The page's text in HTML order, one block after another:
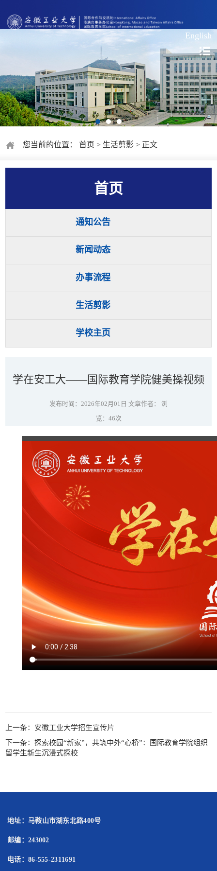
English
您当前的位置：首页 > 生活剪影 > 正文
首页
通知公告
新闻动态
办事流程
生活剪影
学校主页
学在安工大——国际教育学院健美操视频
发布时间：2026年02月01日 文章作者： 浏
览： 46次
上一条： 安徽工业大学招生宣传片
下一条：探索校园“新家”，共筑中外“心桥”：国际教育学院组织
留学生新生沉浸式探校
地址：马鞍山市湖东北路400号
邮编：243002
电话：86-555-2311691